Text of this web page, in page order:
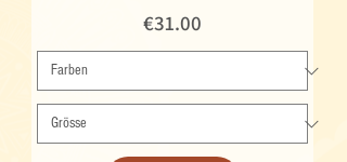
Price
€31.00